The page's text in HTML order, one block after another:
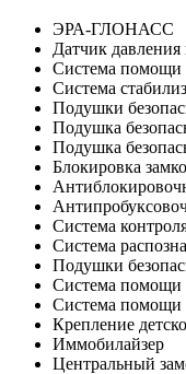
ЭРА-ГЛОНАСС
Датчик
Система помощи
Система
Подушки
Подушка
Подушка
Блокировка
Система
Система
Подушки
Система помощи
Система
Крепление
Иммобилайзер
Центральный